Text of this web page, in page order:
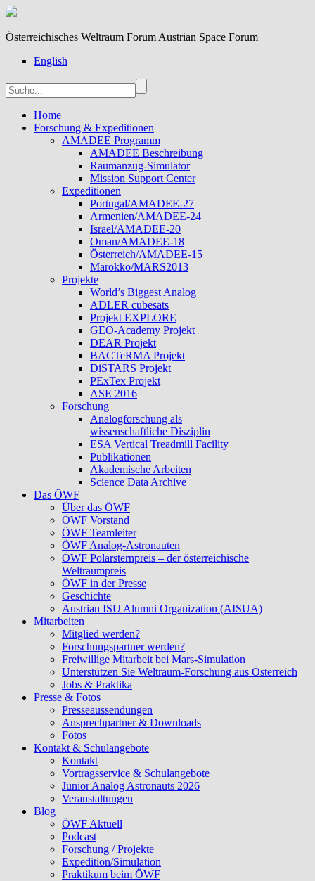
Österreichisches Weltraum Forum Austrian Space Forum
English
Home
Forschung & Expeditionen
AMADEE Programm
AMADEE Beschreibung
Raumanzug-Simulator
Mission Support Center
Expeditionen
Portugal/AMADEE-27
Armenien/AMADEE-24
Israel/AMADEE-20
Oman/AMADEE-18
Österreich/AMADEE-15
Marokko/MARS2013
Projekte
World’s Biggest Analog
ADLER cubesats
Projekt EXPLORE
GEO-Academy Projekt
DEAR Projekt
BACTeRMA Projekt
DiSTARS Projekt
PExTex Projekt
ASE 2016
Forschung
Analogforschung als
wissenschaftliche Disziplin
ESA Vertical Treadmill Facility
Publikationen
Akademische Arbeiten
Science Data Archive
Das ÖWF
Über das ÖWF
ÖWF Vorstand
ÖWF Teamleiter
ÖWF Analog-Astronauten
ÖWF Polarsternpreis – der österreichische
Weltraumpreis
ÖWF in der Presse
Geschichte
Austrian ISU Alumni Organization (AISUA)
Mitarbeiten
Mitglied werden?
Forschungspartner werden?
Freiwillige Mitarbeit bei Mars-Simulation
Unterstützen Sie Weltraum-Forschung aus Österreich
Jobs & Praktika
Presse & Fotos
Presseaussendungen
Ansprechpartner & Downloads
Fotos
Kontakt & Schulangebote
Kontakt
Vortragsservice & Schulangebote
Junior Analog Astronauts 2026
Veranstaltungen
Blog
ÖWF Aktuell
Podcast
Forschung / Projekte
Expedition/Simulation
Praktikum beim ÖWF